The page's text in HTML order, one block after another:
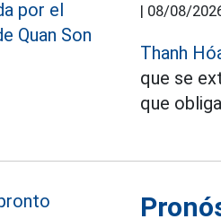
| 08/08/
Thanh
que se
que